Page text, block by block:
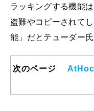
ラッキングする機能
盗難やコピーされて
能」だとテューダー氏
次のページ
AtHoc